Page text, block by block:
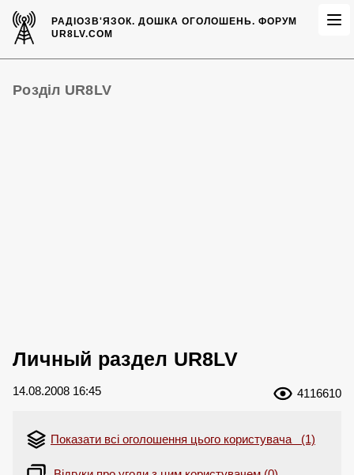
РАДІОЗВ'ЯЗОК.ДОШКА ОГОЛОШЕНЬ. ФОРУМ
UR8LV.COM
Розділ UR8LV
Личный раздел UR8LV
14.08.2008 16:45 4116610
Показати всі оголошення цього користувача (1)